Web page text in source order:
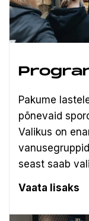
Pakume
põnevaid
Valikus on
seast saab
Vaata lisaks